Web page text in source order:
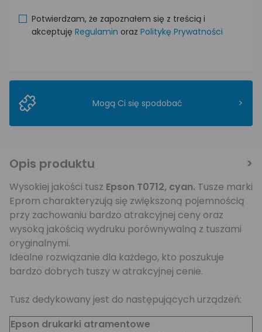
Potwierdzam, że zapoznałem się z treścią i
akceptuję Regulamin oraz Politykę Prywatności
Mogą Ci się spodobać >
Opis produktu
Wysokiej jakości tusz Epson T0712, cyan. Tusze marki
Eprom charakteryzują się zwiększoną pojemnością
przy zachowaniu bardzo atrakcyjnej ceny oraz
wysoką jakością wydruku porównywalną z tuszami
oryginalnymi.
Idealne rozwiązanie dla każdego, kto poszukuje
bardzo dobrych tuszy w atrakcyjnej cenie.
Tusz dedykowany jest do następujących urządzeń:
Epson drukarki atramentowe